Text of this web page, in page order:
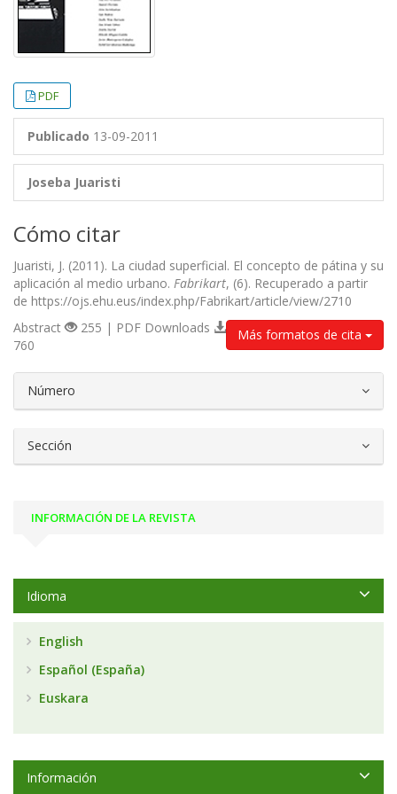
PDF
Publicado 13-09-2011
Joseba Juaristi
Cómo citar
Juaristi, J. (2011). La ciudad superficial. El concepto de pátina y su
aplicación al medio urbano. Fabrikart, (6). Recuperado a partir
de https://ojs.ehu.eus/index.php/Fabrikart/article/view/2710
Más formatos de cita
Abstract
255 | PDF Downloads
760
Número
Sección
INFORMACIÓN DE LA REVISTA
Idioma
English
Español (España)
Euskara
Información